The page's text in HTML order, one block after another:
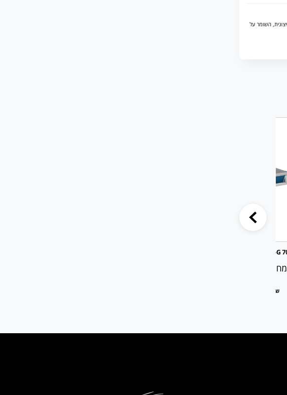
השומר על
TADIRAN SLIM INV-G
מחיר:
שנה ראשונה ע"פ דין